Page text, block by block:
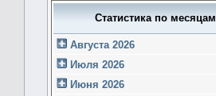
Статистика по месяцам
Августа 2026
Июля 2026
Июня 2026